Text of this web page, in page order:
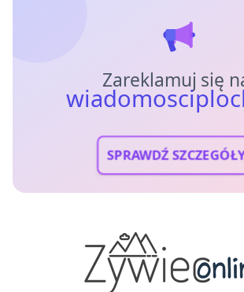
Zareklamuj się
SPRAWDŹ